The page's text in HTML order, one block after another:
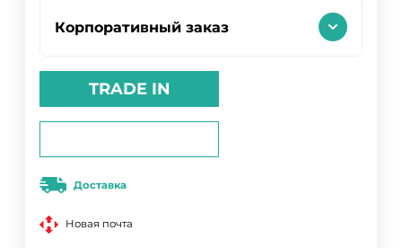
Корпоративный заказ
TRADE IN
Доставка
Новая почта